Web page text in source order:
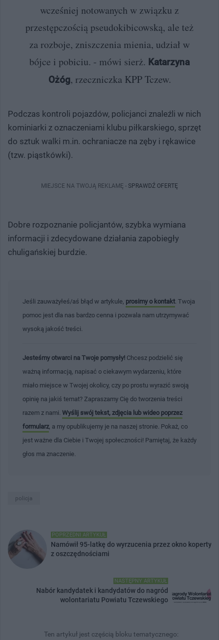
wcześniej notowanych w związku z
przestępczością pseudokibicowską, ale też
za rozboje, zniszczenia mienia, udział w
bójce i pobiciu. - mówi sierż. Katarzyna
Ożóg, rzeczniczka KPP Tczew.
Podczas kontroli pojazdów, policjanci znaleźli w nich
kominiarki z oznaczeniami klubu piłkarskiego, sprzęt
do sztuk walki m.in. ochraniacze na zęby i rękawice
(tzw. piąstkówki).
MIEJSCE NA TWOJĄ REKLAMĘ - SPRAWDŹ OFERTĘ
Dobre rozpoznanie policjantów, szybka wymiana
informacji i zdecydowane działania zapobiegły
chuligańskiej burdzie.
Jeśli zauważyłeś/aś błąd w artykule, prosimy o kontakt . Twoja
pomoc jest dla nas bardzo cenna i pozwala nam utrzymywać
wysoką jakość treści.
Jesteśmy otwarci na Twoje pomysły! Chcesz podzielić się
ważną informacją, napisać o ciekawym wydarzeniu, które
miało miejsce w Twojej okolicy, czy po prostu wyrazić swoją
opinię na jakiś temat? Zapraszamy Cię do tworzenia treści
razem z nami. Wyślij swój tekst, zdjęcia lub wideo poprzez
formularz , a my opublikujemy je na naszej stronie. Pokaż, co
jest ważne dla Ciebie i Twojej społeczności! Pamiętaj, że każdy
głos ma znaczenie.
policja
POPRZEDNI ARTYKUŁ
Namówił 95-latkę do wyrzucenia przez okno koperty
z oszczędnościami
NASTĘPNY ARTYKUŁ
Nabór kandydatek i kandydatów do nagród
wolontariatu Powiatu Tczewskiego
Ten artykuł jest częścią bloku tematycznego: